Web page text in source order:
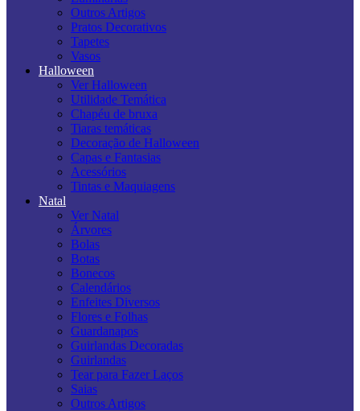
Outros Artigos
Pratos Decorativos
Tapetes
Vasos
Halloween
Ver Halloween
Utilidade Temática
Chapéu de bruxa
Tiaras temáticas
Decoração de Halloween
Capas e Fantasias
Acessórios
Tintas e Maquiagens
Natal
Ver Natal
Árvores
Bolas
Botas
Bonecos
Calendários
Enfeites Diversos
Flores e Folhas
Guardanapos
Guirlandas Decoradas
Guirlandas
Tear para Fazer Laços
Saias
Outros Artigos